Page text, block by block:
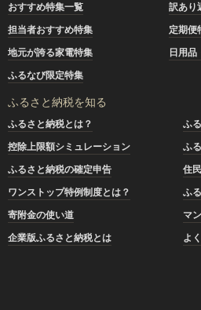
おすすめ特集一覧
訳あり
担当者おすすめ特集
定期便
地元が誇る家電特集
日用品
ふるなび限定特集
ふるさと納税を知る
ふるさと納税とは？
ふ
控除上限額シミュレーション
ふ
ふるさと納税の確定申告
住
ワンストップ特例制度とは？
ふ
寄附金の使い道
マ
企業版ふるさと納税とは
よ